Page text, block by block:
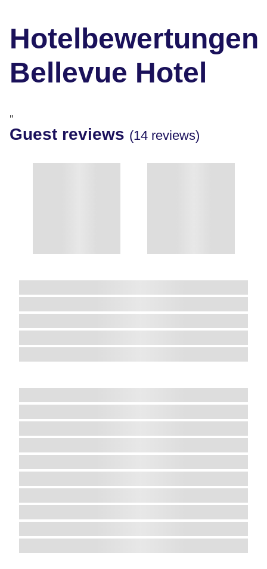
Hotelbewertungen
Bellevue Hotel
"
Guest reviews (14 reviews)